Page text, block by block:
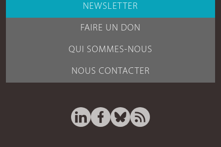
NEWSLETTER
FAIRE UN DON
QUI SOMMES-NOUS
NOUS CONTACTER